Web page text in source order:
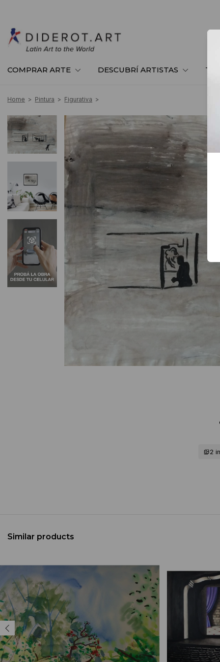
COMPRAR ARTE DESCUBRÍ ARTISTAS TE
Home > Pintura > Figurativa >
2
Similar products